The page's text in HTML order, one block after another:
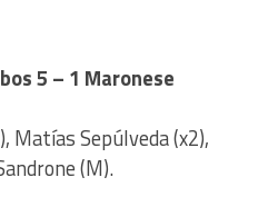
5 – 1 Maronese
Matías Sepúlveda (x2),
(M).